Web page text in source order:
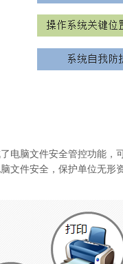
电脑文件安全管控功能
文件安全，保护单位无形